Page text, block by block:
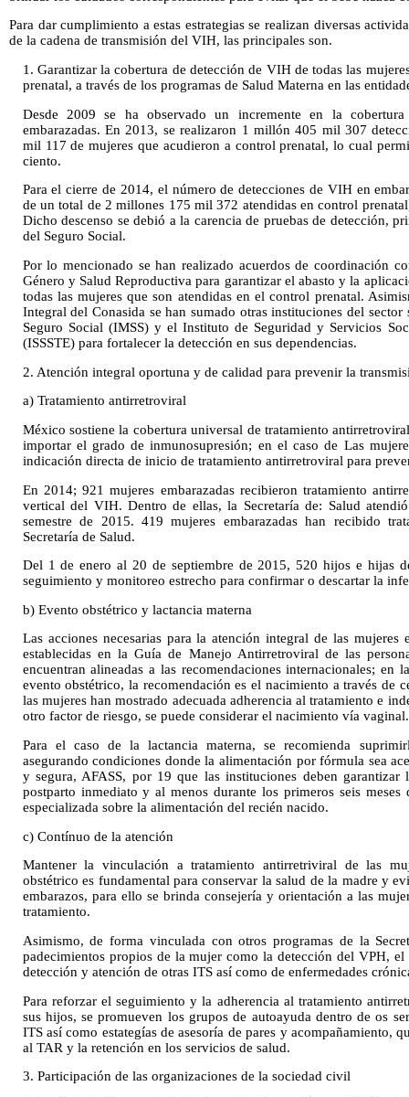
Para dar cumplimiento a estas estrategias se realizan diversas
de la cadena de transmisión del VIH, las principales son.
1. Garantizar la cobertura de detección de VIH de todas las
prenatal, a través de los programas de Salud Materna en las
Desde 2009 se ha observado un incremente en la
embarazadas. En 2013, se realizaron 1 millón 405 mil 307
mil 117 de mujeres que acudieron a control prenatal, lo cual
ciento.
Para el cierre de 2014, el número de detecciones de VIH en
de un total de 2 millones 175 mil 372 atendidas en control
Dicho descenso se debió a la carencia de pruebas de detección,
del Seguro Social.
Por lo mencionado se han realizado acuerdos de coordinación
Género y Salud Reproductiva para garantizar el abasto y la
todas las mujeres que son atendidas en el control prenatal.
Integral del Conasida se han sumado otras instituciones del
Seguro Social (IMSS) y el Instituto de Seguridad y Servicios
(ISSSTE) para fortalecer la detección en sus dependencias.
2. Atención integral oportuna y de calidad para prevenir la
a) Tratamiento antirretroviral
México sostiene la cobertura universal de tratamiento
importar el grado de inmunosupresión; en el caso de Las
indicación directa de inicio de tratamiento antirretroviral para
En 2014; 921 mujeres embarazadas recibieron tratamiento
vertical del VIH. Dentro de ellas, la Secretaría de: Salud
semestre de 2015. 419 mujeres embarazadas han recibido
Secretaría de Salud.
Del 1 de enero al 20 de septiembre de 2015, 520 hijos e hijas
seguimiento y monitoreo estrecho para confirmar o descartar la
b) Evento obstétrico y lactancia materna
Las acciones necesarias para la atención integral de las mujeres
establecidas en la Guía de Manejo Antirretroviral de las
encuentran alineadas a las recomendaciones internacionales; en
evento obstétrico, la recomendación es el nacimiento a través de
las mujeres han mostrado adecuada adherencia al tratamiento e
otro factor de riesgo, se puede considerar el nacimiento vía vaginal.
Para el caso de la lactancia materna, se recomienda
asegurando condiciones donde la alimentación por fórmula sea
y segura, AFASS, por 19 que las instituciones deben garantizar
postparto inmediato y al menos durante los primeros seis
especializada sobre la alimentación del recién nacido.
c) Contínuo de la atención
Mantener la vinculación a tratamiento antirretriviral de las
obstétrico es fundamental para conservar la salud de la madre y
embarazos, para ello se brinda consejería y orientación a las
tratamiento.
Asimismo, de forma vinculada con otros programas de la
padecimientos propios de la mujer como la detección del VPH,
detección y atención de otras ITS así como de enfermedades
Para reforzar el seguimiento y la adherencia al tratamiento
sus hijos, se promueven los grupos de autoayuda dentro de os
ITS así como estategías de asesoría de pares y acompañamiento,
al TAR y la retención en los servicios de salud.
3. Participación de las organizaciones de la sociedad civil